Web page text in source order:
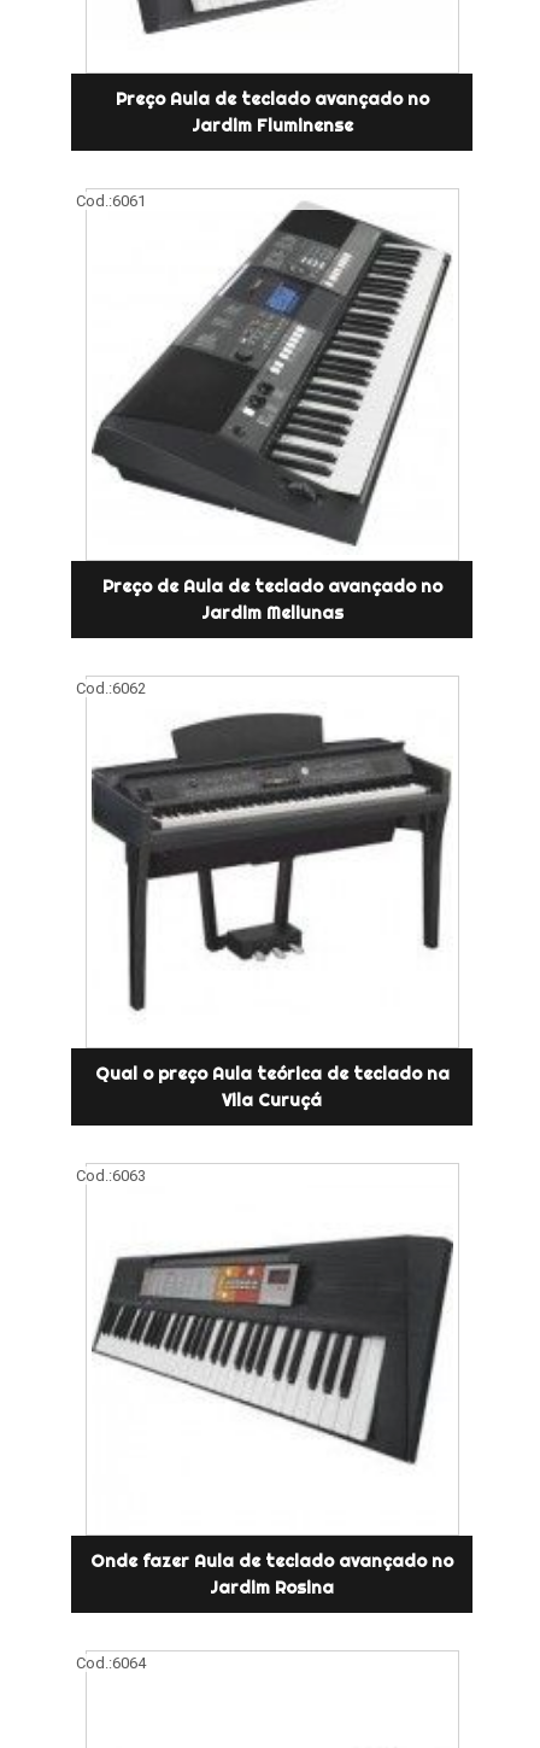
Preço Aula de teclado avançado no
Jardim Fluminense
Cod.:6061
Preço de Aula de teclado avançado no
Jardim Meliunas
Cod.:6062
Qual o preço Aula teórica de teclado na
Vila Curuçá
Cod.:6063
Onde fazer Aula de teclado avançado no
Jardim Rosina
Cod.:6064